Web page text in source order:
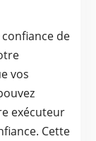
de
vos
exécuteur
Cette